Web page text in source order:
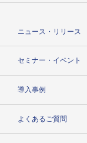
ニュース・リリース
セミナー・イベント
導入事例
よくあるご質問